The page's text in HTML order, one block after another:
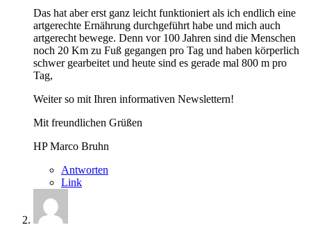
Das hat aber erst ganz leicht funktioniert als ich endlich eine
artgerechte Ernährung durchgeführt habe und mich auch
artgerecht bewege. Denn vor 100 Jahren sind die Menschen
noch 20 Km zu Fuß gegangen pro Tag und haben körperlich
schwer gearbeitet und heute sind es gerade mal 800 m pro
Tag,
Weiter so mit Ihren informativen Newslettern!
Mit freundlichen Grüßen
HP Marco Bruhn
Antworten
Link